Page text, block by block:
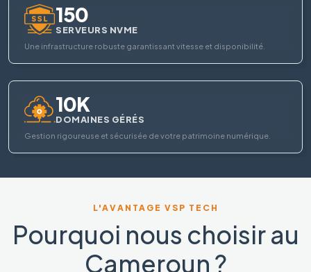
150
SERVEURS NVME
Une infrastructure robuste garantissant vitesse et disponibilité.
10K
DOMAINES GÉRÉS
Gestion rigoureuse et sécurisée de votre patrimoine numérique.
L'AVANTAGE VSP TECH
Pourquoi nous choisir au
Cameroun ?